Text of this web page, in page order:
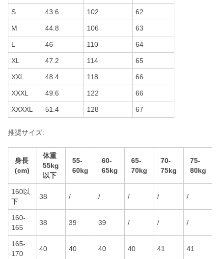
S 43.6 102 62
M 44.8 106 63
L 46 110 64
XL 47.2 114 65
XXL 48.4 118 66
XXXL 49.6 122 66
XXXXL 51.4 128 67
推奨サイズ:
身長
(cm)
体重
55kg
以下
55-
60kg
60-
65kg
65-
70kg
70-
75kg
75-
80kg
160以
下
38 / / / / /
160-
165
38 39 39 / / /
165-
170
40 40 40 40 41 41